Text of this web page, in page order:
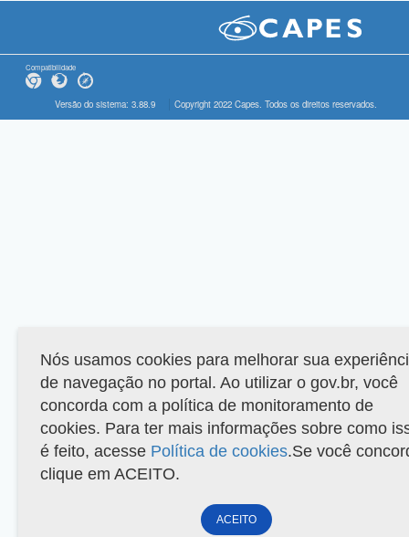
Compatibilidade
Versão do sistema: 3.88.9 Copyright 2022 Capes. Todos os direitos reservados.
Nós usamos cookies para melhorar sua
de navegação no portal. Ao utilizar o gov.br, você
concorda com a política de monitoramento de
cookies. Para ter mais informações sobre como
é feito, acesse Política de cookies.Se você
clique em ACEITO.
ACEITO